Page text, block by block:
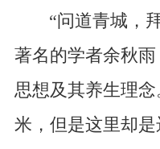
“问道青城，
著名的学者余秋
思想及其养生理
米，但是这里却是